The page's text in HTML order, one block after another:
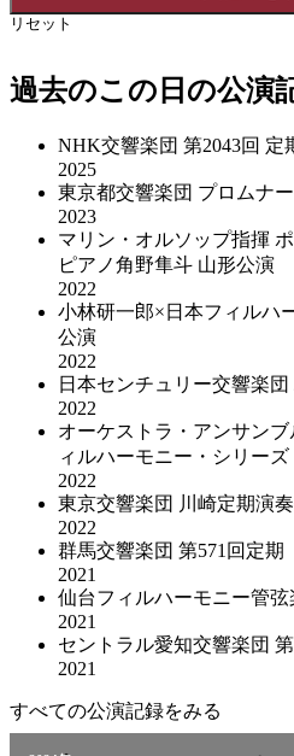
リセット
過去のこの日の公演
NHK交響楽団 第2043回 定
2025
東京都交響楽団 プロムナ
2023
マリン・オルソップ指揮
ピアノ角野隼斗 山形公演
2022
小林研一郎×日本フィルハ
公演
2022
日本センチュリー交響楽
2022
オーケストラ・アンサン
ィルハーモニー・シリーズ
2022
東京交響楽団 川崎定期演
2022
群馬交響楽団 第571回定期
2021
仙台フィルハーモニー管弦
2021
セントラル愛知交響楽団
2021
すべての公演記録をみる